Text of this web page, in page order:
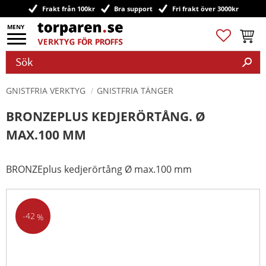
Meny
Frakt från 100kr Bra support Fri frakt över 3000kr
Favoriter
GNISTFRIA VERKTYG GNISTFRIA TÄNGER
BRONZEPLUS KEDJERÖRTÅNG. Ø
MAX.100 MM
BRONZEplus kedjerörtång Ø max.100 mm
42 %